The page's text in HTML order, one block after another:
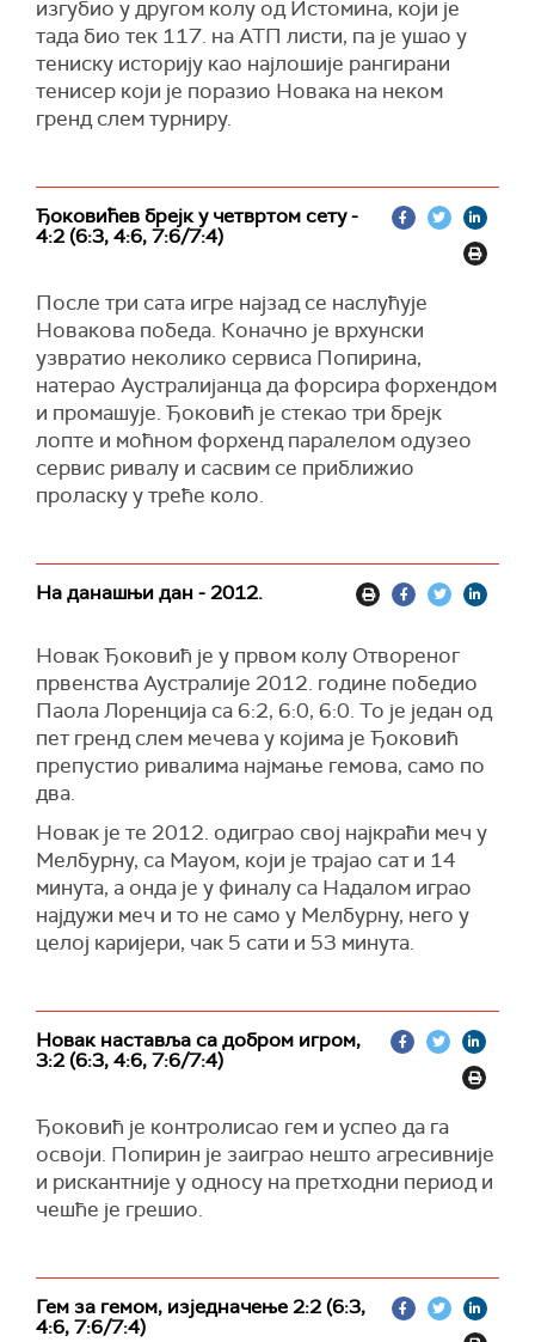
изгубио у другом колу од Истомина, који је
тада био тек 117. на АТП листи, па је ушао у
тениску историју као најлошије рангирани
тенисер који је поразио Новака на неком
гренд слем турниру.
Ђоковићев брејк у четвртом сету -
4:2 (6:3, 4:6, 7:6/7:4)
После три сата игре најзад се наслућује
Новакова победа. Коначно је врхунски
узвратио неколико сервиса Попирина,
натерао Аустралијанца да форсира форхендом
и промашује. Ђоковић је стекао три брејк
лопте и моћном форхенд паралелом одузео
сервис ривалу и сасвим се приближио
проласку у треће коло.
На данашњи дан - 2012.
Новак Ђоковић је у првом колу Отвореног
првенства Аустралије 2012. године победио
Паола Лоренција са 6:2, 6:0, 6:0. То је један од
пет гренд слем мечева у којима је Ђоковић
препустио ривалима најмање гемова, само по
два.
Новак је те 2012. одиграо свој најкраћи меч у
Мелбурну, са Мауом, који је трајао сат и 14
минута, а онда је у финалу са Надалом играо
најдужи меч и то не само у Мелбурну, него у
целој каријери, чак 5 сати и 53 минута.
Новак наставља са добром игром,
3:2 (6:3, 4:6, 7:6/7:4)
Ђоковић је контролисао гем и успео да га
освоји. Попирин је заиграо нешто агресивније
и рискантније у односу на претходни период и
чешће је грешио.
Гем за гемом, изједначење 2:2 (6:3,
4:6, 7:6/7:4)